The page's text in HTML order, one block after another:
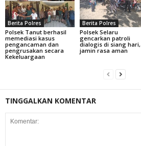
Berita Polres
Polsek Tanut berhasil
memediasi kasus
pengancaman dan
pengrusakan secara
Kekeluargaan
Berita Polres
Polsek Selaru
gencarkan patroli
dialogis di siang hari,
jamin rasa aman
TINGGALKAN KOMENTAR